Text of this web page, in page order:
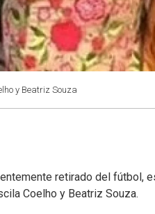
y Beatriz Souza
retirado del fútbol,
Coelho y Beatriz Souza.